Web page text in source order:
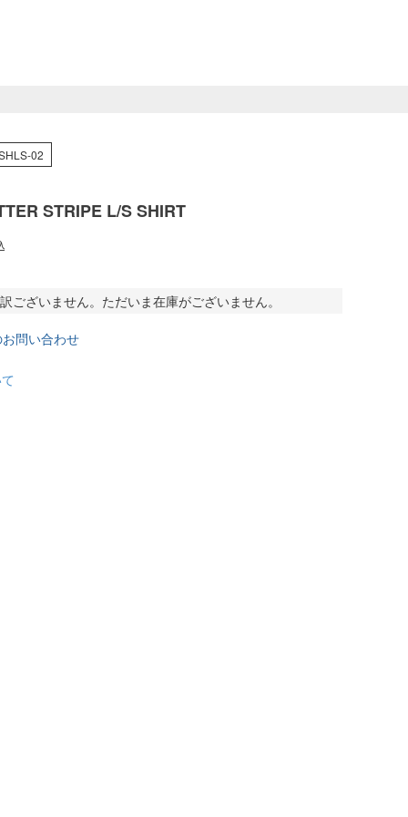
02
STRIPE L/S SHIRT
ございません。ただいま在庫がございません。
問い合わせ